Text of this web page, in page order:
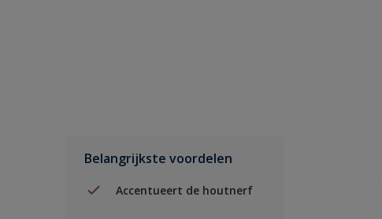
Belangrijkste voordelen
Accentueert de houtnerf